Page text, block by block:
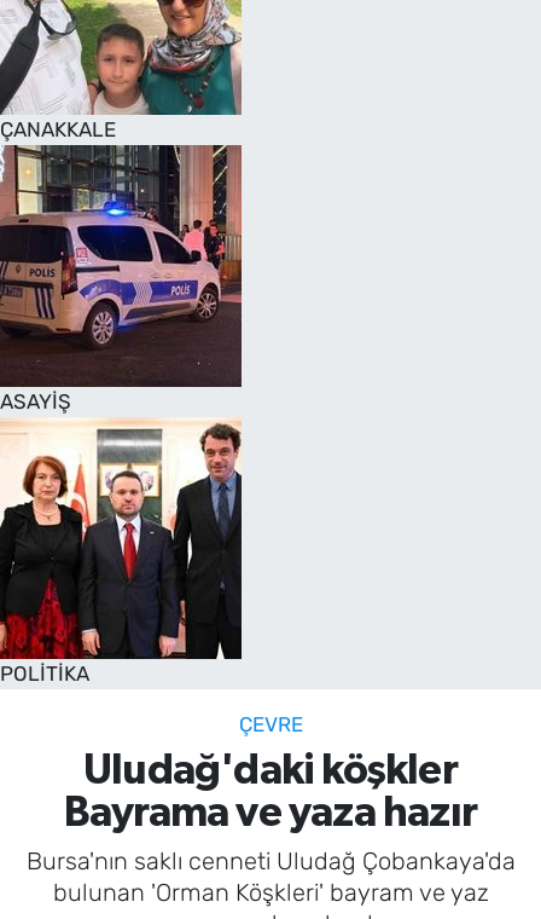
ÇANAKKALE
ASAYİŞ
POLİTİKA
ÇEVRE
Uludağ'daki köşkler
Bayrama ve yaza hazır
Bursa'nın saklı cenneti Uludağ Çobankaya'da
bulunan 'Orman Köşkleri' bayram ve yaz
SAĞLIK
TV REHBERİ